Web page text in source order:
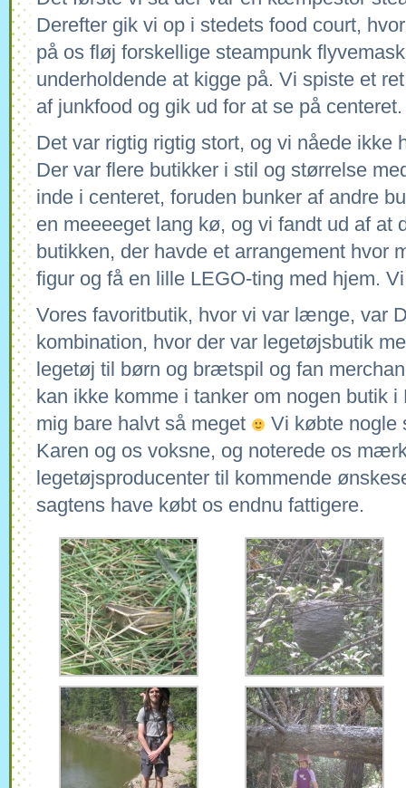
Derefter gik vi op i stedets food court,
på os fløj forskellige steampunk
underholdende at kigge på. Vi spiste et
af junkfood og gik ud for at se på centeret.
Det var rigtig rigtig stort, og vi nåede ikke
Der var flere butikker i stil og størrelse
inde i centeret, foruden bunker af andre
en meeeeget lang kø, og vi fandt ud af at
butikken, der havde et arrangement hvor
figur og få en lille LEGO-ting med hjem.
Vores favoritbutik, hvor vi var længe, var
kombination, hvor der var legetøjsbutik
legetøj til børn og brætspil og fan
kan ikke komme i tanker om nogen butik
mig bare halvt så meget
Vi købte nogle
Karen og os voksne, og noterede os
legetøjsproducenter til kommende
sagtens have købt os endnu fattigere.